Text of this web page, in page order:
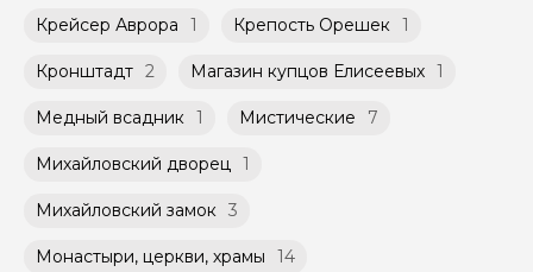
Крейсер Аврора 1 Крепость Орешек 1
Кронштадт 2 Магазин купцов Елисеевых 1
Медный всадник 1 Мистические 7
Михайловский дворец 1
Михайловский замок 3
Монастыри, церкви, храмы 14